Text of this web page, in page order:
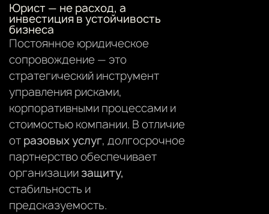
Юрист — не расход, а
инвестиция в устойчивость
бизнеса
Постоянное юридическое
сопровождение — это
стратегический инструмент
управления рисками,
корпоративными процессами и
стоимостью компании. В отличие
от разовых услуг, долгосрочное
партнерство обеспечивает
организации защиту,
стабильность и
предсказуемость.